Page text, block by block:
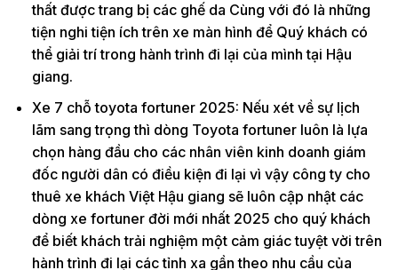
thất được trang bị các ghế da Cùng với đó là những
tiện nghi tiện ích trên xe màn hình để Quý khách có
thể giải trí trong hành trình đi lại của mình tại Hậu
giang.
Xe 7 chỗ toyota fortuner 2025: Nếu xét về sự lịch
lãm sang trọng thì dòng Toyota fortuner luôn là lựa
chọn hàng đầu cho các nhân viên kinh doanh giám
đốc người dân có điều kiện đi lại vì vậy công ty cho
thuê xe khách Việt Hậu giang sẽ luôn cập nhật các
dòng xe fortuner đời mới nhất 2025 cho quý khách
để biết khách trải nghiệm một cảm giác tuyệt vời trên
hành trình đi lại các tỉnh xa gần theo nhu cầu của